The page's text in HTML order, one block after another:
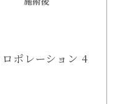
ポレーション 4